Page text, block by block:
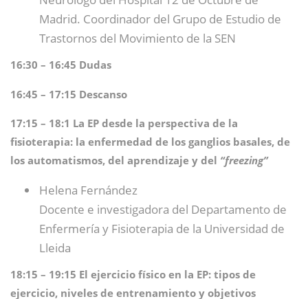
Madrid. Coordinador del Grupo de Estudio de
Trastornos del Movimiento de la SEN
16:30 – 16:45 Dudas
16:45 – 17:15 Descanso
17:15 – 18:1 La EP desde la perspectiva de la
fisioterapia: la enfermedad de los ganglios basales, de
los automatismos, del aprendizaje y del “freezing”
Helena Fernández
Docente e investigadora del Departamento de
Enfermería y Fisioterapia de la Universidad de
Lleida
18:15 – 19:15 El ejercicio físico en la EP: tipos de
ejercicio, niveles de entrenamiento y objetivos